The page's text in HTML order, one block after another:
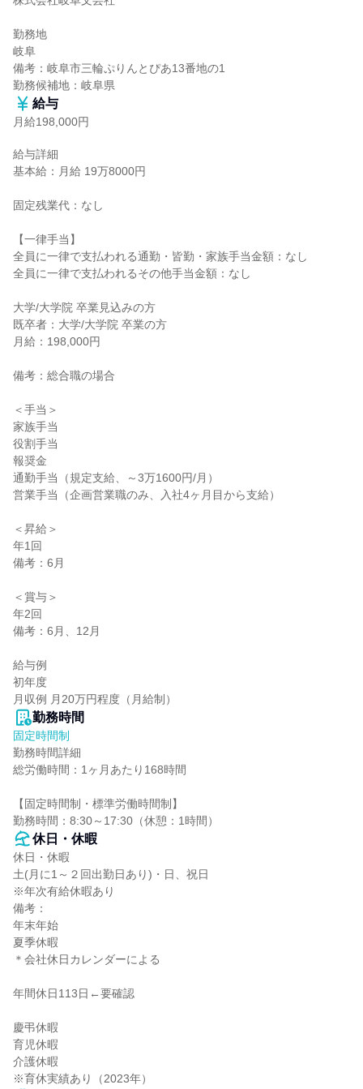
勤務地
岐阜
備考：岐阜市三輪ぷりんとぴあ13番地の1
勤務候補地：岐阜県
給与
月給198,000円
給与詳細
基本給：月給 19万8000円
固定残業代：なし
【一律手当】
全員に一律で支払われる通勤・皆勤・家族手当金額：なし
全員に一律で支払われるその他手当金額：なし
大学/大学院 卒業見込みの方
既卒者：大学/大学院 卒業の方
月給：198,000円
備考：総合職の場合
＜手当＞
家族手当
役割手当
報奨金
通勤手当（規定支給、～3万1600円/月）
営業手当（企画営業職のみ、入社4ヶ月目から支給）
＜昇給＞
年1回
備考：6月
＜賞与＞
年2回
備考：6月、12月
給与例
初年度
月収例 月20万円程度（月給制）
勤務時間
固定時間制
勤務時間詳細
総労働時間：1ヶ月あたり168時間
【固定時間制・標準労働時間制】
勤務時間：8:30～17:30（休憩：1時間）
休日・休暇
休日・休暇
土(月に1～２回出勤日あり)・日、祝日
※年次有給休暇あり
備考：
年末年始
夏季休暇
＊会社休日カレンダーによる
年間休日113日←要確認
慶弔休暇
育児休暇
介護休暇
※育休実績あり（2023年）